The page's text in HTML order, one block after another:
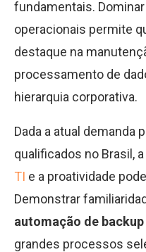
fundamentais.
operacionais permite
destaque na
processamento de
hierarquia corporativa.
Dada a atual demanda
qualificados no Brasil,
TI e a proatividade
Demonstrar
automação de backup
grandes processos